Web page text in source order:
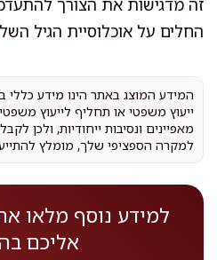
החלים על אוכלוסיית הגיל
המידע המוצג באתר הינו מידע כללי
ייעוץ משפטי או תחליף לייעוץ
מאפיינים ונסיבות ייחודיות, ולכן
למקרה הספציפי שלך, מומלץ
למידע נוסף מלאו
אליכם